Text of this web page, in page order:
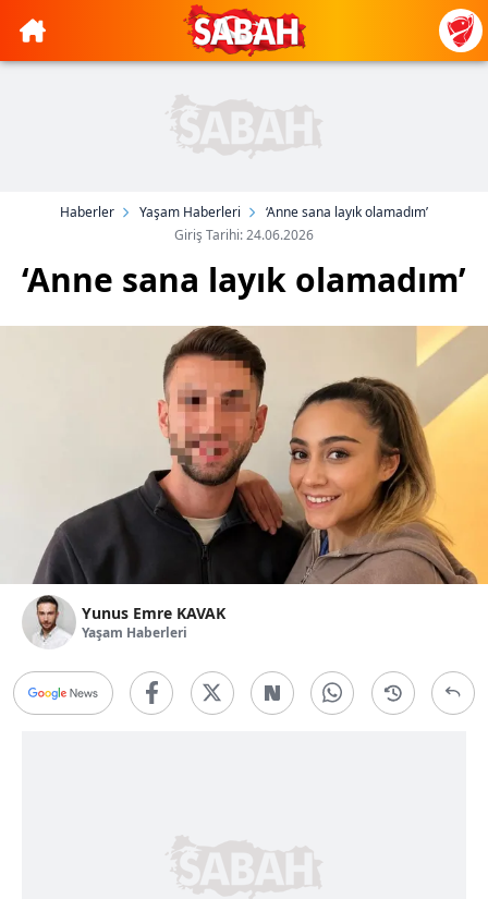
Haberler Yaşam Haberleri
‘Anne sana layık olamadım’
Giriş Tarihi: 24.06.2026
‘Anne sana layık olamadım’
Yunus Emre KAVAK
Yaşam Haberleri